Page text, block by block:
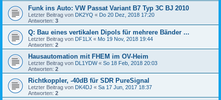
Funk ins Auto: VW Passat Variant B7 Typ 3C BJ 2010
Letzter Beitrag von DK2YQ « Do 20 Dez, 2018 17:20
Antworten: 3
Q: Bau eines vertikalen Dipols für mehrere Bänder ...
Letzter Beitrag von DF1LX « Mo 19 Nov, 2018 19:44
Antworten: 2
Hausautomation mit FHEM im OV-Heim
Letzter Beitrag von DL1YDW« So 18 Feb, 2018 20:03
Antworten: 2
Richtkoppler, -40dB für SDR PureSignal
Letzter Beitrag von DK4DJ « Sa 17 Jun, 2017 18:37
Antworten: 2